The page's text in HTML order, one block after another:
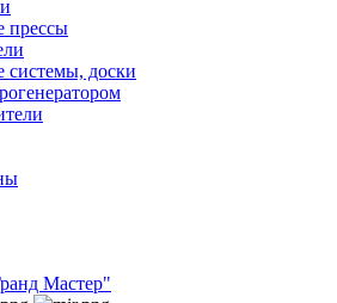
прессы
системы, доски